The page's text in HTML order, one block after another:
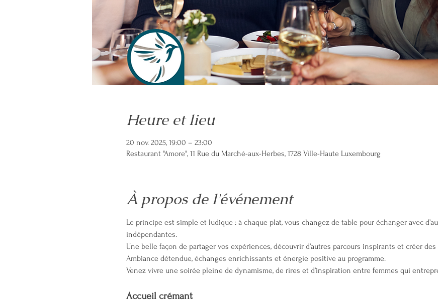
Heure et lieu
20 nov. 2025, 19:00 – 23:00
Restaurant "Amore", 11 Rue du Marché-aux-Herbes, 1728 Ville-Haute Luxembourg
À propos de l'événement
Le principe est simple et ludique : à chaque plat, vous changez de table pour échanger avec
indépendantes.
Une belle façon de partager vos expériences, découvrir d’autres parcours inspirants et créer
Ambiance détendue, échanges enrichissants et énergie positive au programme.
Venez vivre une soirée pleine de dynamisme, de rires et d’inspiration entre femmes qui
Accueil crémant